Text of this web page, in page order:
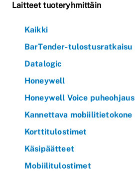
Laitteet tuoteryhmittäin
Kaikki
BarTender-tulostusratkaisu
Datalogic
Honeywell
Honeywell Voice puheohjaus
Kannettava mobiilitietokone
Korttitulostimet
Käsipäätteet
Mobiilitulostimet